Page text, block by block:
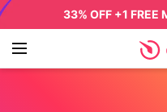
33% OFF +1 FREE